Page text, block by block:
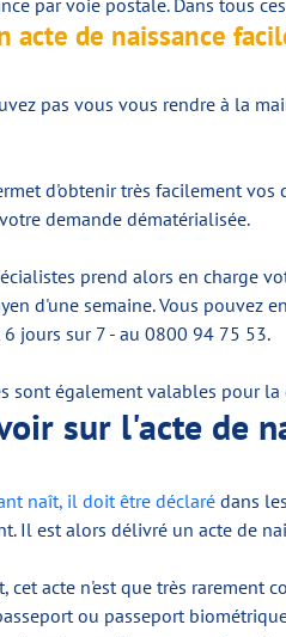
par voie postale. Dans tous
acte de naissance
pas vous vous rendre à la
d'obtenir très facilement
demande dématérialisée.
prend alors en charge
d'une semaine. Vous pouvez
jours sur 7 - au 0800 94 75 53.
sont également valables pour
sur l'acte de
naît, il doit être déclaré dans
Il est alors délivré un acte de
cet acte n'est que très rarement
ou passeport